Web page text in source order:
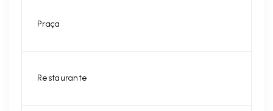
Praça
Restaurante